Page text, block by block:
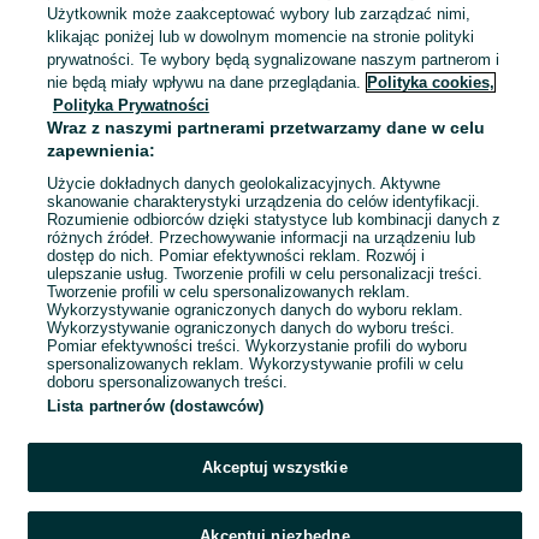
Zakrzewska Osada
27 lipca 2026
gry
76,79 zł z Pakietem Ochronnym
Zakrzewska Osada
27 lipca 2026
1 2 3 4
Użytkownik może zaakceptować wybory lub zarządzać nimi,
klikając poniżej lub w dowolnym momencie na stronie polityki
prywatności. Te wybory będą sygnalizowane naszym partnerom i
nie będą miały wpływu na dane przeglądania. Polityka cookies,
Polityka Prywatności
Wraz z naszymi partnerami przetwarzamy dane w celu
zapewnienia:
Użycie dokładnych danych geolokalizacyjnych. Aktywne
skanowanie charakterystyki urządzenia do celów identyfikacji.
Rozumienie odbiorców dzięki statystyce lub kombinacji danych z
różnych źródeł. Przechowywanie informacji na urządzeniu lub
dostęp do nich. Pomiar efektywności reklam. Rozwój i
ulepszanie usług. Tworzenie profili w celu personalizacji treści.
Tworzenie profili w celu spersonalizowanych reklam.
Wykorzystywanie ograniczonych danych do wyboru reklam.
Wykorzystywanie ograniczonych danych do wyboru treści.
Pomiar efektywności treści. Wykorzystanie profili do wyboru
spersonalizowanych reklam. Wykorzystywanie profili w celu
doboru spersonalizowanych treści.
Lista partnerów (dostawców)
Akceptuj wszystkie